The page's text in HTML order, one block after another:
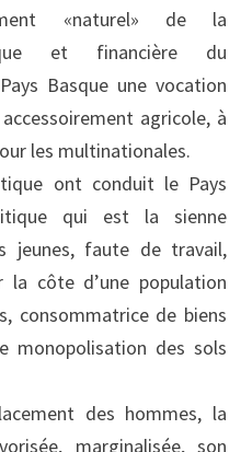
«naturel» de la
et financière du
Basque une vocation
agricole, à
les multinationales.
ont conduit le Pays
qui est la sienne
jeunes, faute de travail,
la côte d’une population
consommatrice de biens
monopolisation des sols
des hommes, la
marginalisée, son